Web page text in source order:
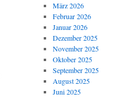
März 2026
Februar 2026
Januar 2026
Dezember 2025
November 2025
Oktober 2025
September 2025
August 2025
Juni 2025